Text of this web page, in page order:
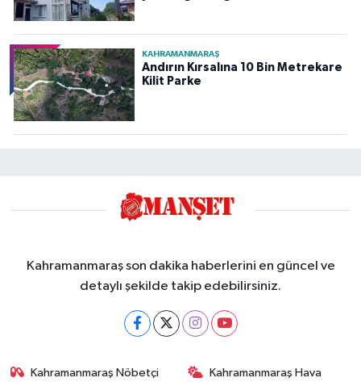
KAHRAMANMARAŞ
Andırın Kırsalına 10 Bin Metrekare
Kilit Parke
Kahramanmaraş son dakika haberlerini en güncel ve
detaylı şekilde takip edebilirsiniz.
Kahramanmaraş Nöbetçi
Kahramanmaraş Hava